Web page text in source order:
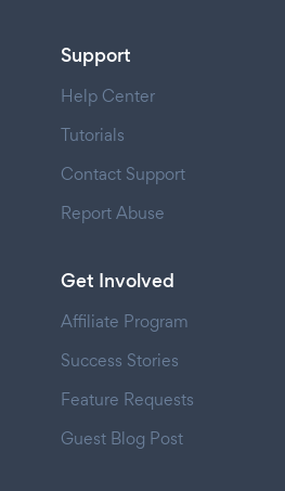
Support
Help Center
Tutorials
Contact Support
Report Abuse
Get Involved
Affiliate Program
Success Stories
Feature Requests
Guest Blog Post